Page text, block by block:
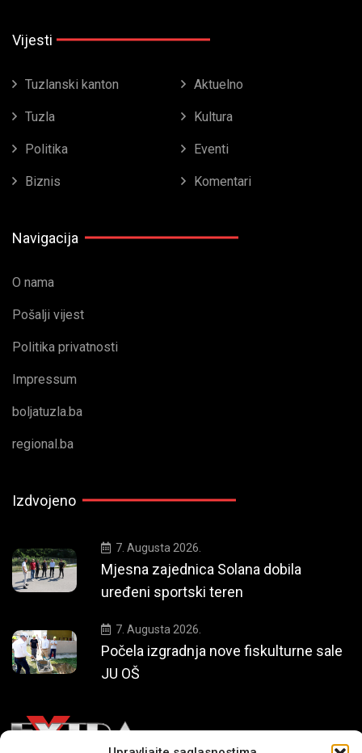
Vijesti
Tuzlanski kanton Aktuelno
Tuzla Kultura
Politika Eventi
Biznis Komentari
Navigacija
O nama
Pošalji vijest
Politika privatnosti
Impressum
boljatuzla.ba
regional.ba
Izdvojeno
7. Augusta 2026.
Mjesna zajednica Solana dobila
uređeni sportski teren
7. Augusta 2026.
Počela izgradnja nove fiskulturne sale
JU OŠ